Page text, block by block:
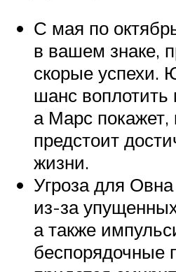
С мая по
в вашем знаке,
скорые успехи.
шанс
а Марс покажет,
предстоит
жизни.
Угроза для
из-за
а также
беспорядочные